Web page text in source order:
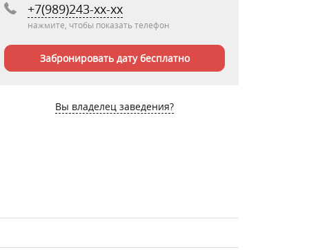
+7(989)243-xx-xx
нажмите, чтобы показать телефон
Забронировать дату бесплатно
Вы владелец заведения?